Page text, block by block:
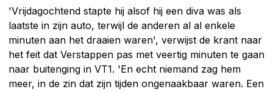
'Vrijdagochtend stapte hij alsof hij een diva was als
laatste in zijn auto, terwijl de anderen al al enkele
minuten aan het draaien waren', verwijst de krant naar
het feit dat Verstappen pas met veertig minuten te gaan
naar buitenging in VT1. 'En echt niemand zag hem
meer, in de zin dat zijn tijden ongenaakbaar waren. Een